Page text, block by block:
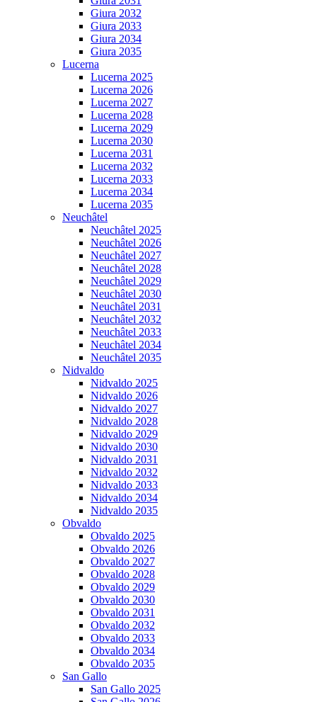
Giura 2032
Giura 2033
Giura 2034
Giura 2035
Lucerna
Lucerna 2025
Lucerna 2026
Lucerna 2027
Lucerna 2028
Lucerna 2029
Lucerna 2030
Lucerna 2031
Lucerna 2032
Lucerna 2033
Lucerna 2034
Lucerna 2035
Neuchâtel
Neuchâtel 2025
Neuchâtel 2026
Neuchâtel 2027
Neuchâtel 2028
Neuchâtel 2029
Neuchâtel 2030
Neuchâtel 2031
Neuchâtel 2032
Neuchâtel 2033
Neuchâtel 2034
Neuchâtel 2035
Nidvaldo
Nidvaldo 2025
Nidvaldo 2026
Nidvaldo 2027
Nidvaldo 2028
Nidvaldo 2029
Nidvaldo 2030
Nidvaldo 2031
Nidvaldo 2032
Nidvaldo 2033
Nidvaldo 2034
Nidvaldo 2035
Obvaldo
Obvaldo 2025
Obvaldo 2026
Obvaldo 2027
Obvaldo 2028
Obvaldo 2029
Obvaldo 2030
Obvaldo 2031
Obvaldo 2032
Obvaldo 2033
Obvaldo 2034
Obvaldo 2035
San Gallo
San Gallo 2025